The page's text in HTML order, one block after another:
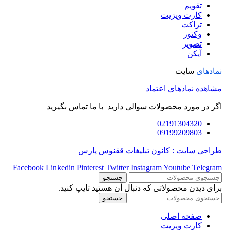
تقویم
کارت ویزیت
تراکت
وکتور
تصویر
آیکن
نمادهای سایت
مشاهده نمادهای اعتماد
اگر در مورد محصولات سوالی دارید با ما تماس بگیرید
02191304320
09199209803
طراحی سایت : کانون تبلیغات ققنوس پارس
Facebook Linkedin Pinterest Twitter InstagramYoutube Telegram
جستجو
برای دیدن محصولاتی که دنبال آن هستید تایپ کنید.
جستجو
صفحه اصلی
کارت ویزیت